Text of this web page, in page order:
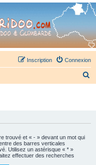
la communauté.
Connexion
Inscription
e
trouvé et « - » devant un mot qui
des barres verticales
Utilisez un astérisque « * »
effectuer des recherches